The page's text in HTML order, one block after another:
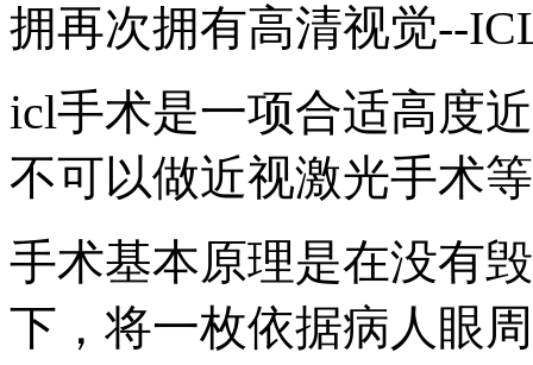
拥再次拥有高清视觉--
icl手术是一项合适高度
不可以做近视激光手术
手术基本原理是在没有
下，将一枚依据病人眼